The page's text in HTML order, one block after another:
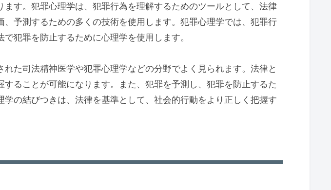
す。犯罪心理学は、犯罪行為を理解するためのツールとして、法律
予測するための多くの技術を使用します。犯罪心理学では、犯罪行
犯罪を防止するために心理学を使用します。
た司法精神医学や犯罪心理学などの分野でよく見られます。法律と
ることが可能になります。また、犯罪を予測し、犯罪を防止するた
の結びつきは、法律を基準として、社会的行動をより正しく把握す